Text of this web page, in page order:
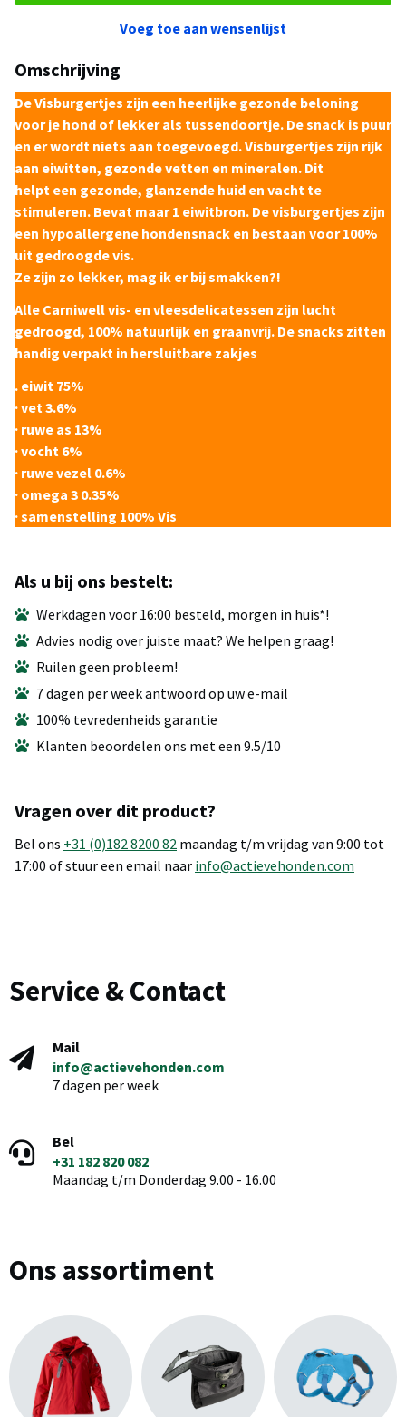
Voeg toe aan wensenlijst
Omschrijving
DeVisburgertjes zijn een heerlijke gezonde beloning
voor je hond of lekker als tussendoortje. De snack is puur
en er wordt niets aan toegevoegd. Visburgertjes zijn rijk
aan eiwitten, gezonde vetten en mineralen. Dit
helpt een gezonde, glanzende huid en vacht te
stimuleren. Bevat maar1 eiwitbron. De visburgertjes zijn
een hypoallergene hondensnack en bestaan voor 100%
uit gedroogde vis.
Ze zijn zo lekker, mag ik er bij smakken?!
Alle Carniwell vis- en vleesdelicatessen zijn lucht
gedroogd, 100% natuurlijk en graanvrij. De snacks zitten
handig verpakt in hersluitbare zakjes
. eiwit 75%
· vet 3.6%
· ruwe as 13%
· vocht 6%
· ruwe vezel 0.6%
· omega 3 0.35%
· samenstelling 100% Vis
Als u bij ons bestelt:
Werkdagen voor 16:00 besteld, morgen in huis*!
Advies nodig over juiste maat? We helpen graag!
Ruilen geen probleem!
7 dagen per week antwoord op uw e-mail
100% tevredenheids garantie
Klanten beoordelen ons met een 9.5/10
Vragen over dit product?
Bel ons +31 (0)182 8200 82 maandag t/m vrijdag van 9:00 tot
17:00 of stuur een email naar info@actievehonden.com
Service & Contact
Mail
info@actievehonden.com
7 dagen per week
Bel
+31 182 820 082
Maandag t/m Donderdag 9.00 - 16.00
Ons assortiment